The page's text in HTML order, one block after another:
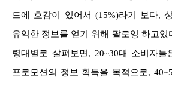
드에 호감이 있어서 (15%)라기 보다,
유익한 정보를 얻기 위해 팔로잉 하고있
령대별로 살펴보면, 20~30대 소비자들
프로모션의 정보 획득을 목적으로,